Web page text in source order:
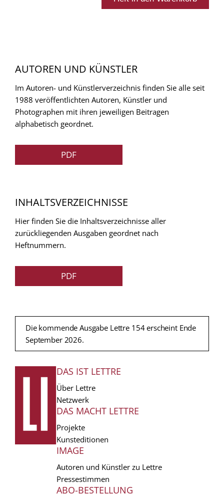
AUTOREN UND KÜNSTLER
Im Autoren- und Künstlerverzeichnis finden Sie alle seit
1988 veröffentlichten Autoren, Künstler und
Photographen mit ihren jeweiligen Beitragen
alphabetisch geordnet.
PDF
INHALTSVERZEICHNISSE
Hier finden Sie die Inhaltsverzeichnisse aller
zurückliegenden Ausgaben geordnet nach
Heftnummern.
PDF
Die kommende Ausgabe Lettre 154 erscheint Ende
September 2026.
FUSSZEILE
DAS IST LETTRE
Über Lettre
Netzwerk
DAS MACHT LETTRE
Projekte
Kunsteditionen
IMAGE
Autoren und Künstler zu Lettre
Pressestimmen
ABO-BESTELLUNG